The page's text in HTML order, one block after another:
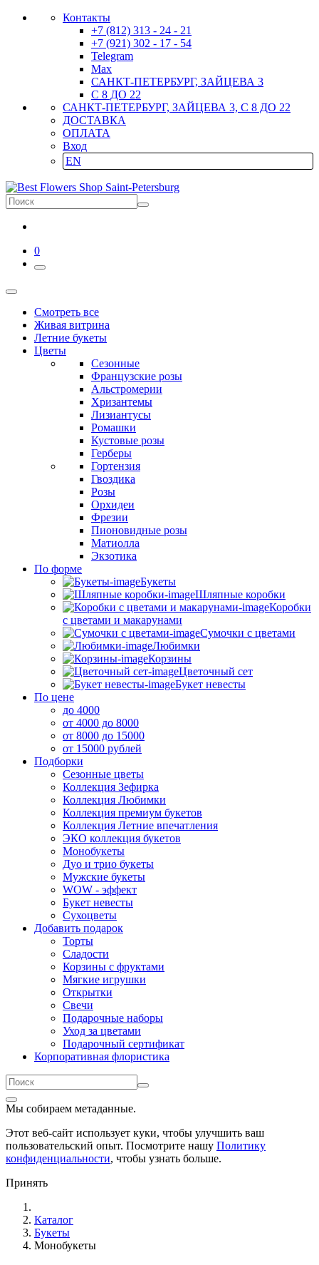
Контакты
+7 (812) 313 - 24 - 21
+7 (921) 302 - 17 - 54
Telegram
Max
САНКТ-ПЕТЕРБУРГ, ЗАЙЦЕВА 3
С 8 ДО 22
САНКТ-ПЕТЕРБУРГ, ЗАЙЦЕВА 3, С 8 ДО 22
ДОСТАВКА
ОПЛАТА
Вход
EN
0
Смотреть все
Живая витрина
Летние букеты
Цветы
Сезонные
Французские розы
Альстромерии
Хризантемы
Лизиантусы
Ромашки
Кустовые розы
Герберы
Гортензия
Гвоздика
Розы
Орхидеи
Фрезии
Пионовидные розы
Матиолла
Экзотика
По форме
Букеты
Шляпные коробки
Коробки
с цветами и макарунами
Сумочки с цветами
Любимки
Корзины
Цветочный сет
Букет невесты
По цене
до 4000
от 4000 до 8000
от 8000 до 15000
от 15000 рублей
Подборки
Сезонные цветы
Коллекция Зефирка
Коллекция Любимки
Коллекция премиум букетов
Коллекция Летние впечатления
ЭКО коллекция букетов
Монобукеты
Дуо и трио букеты
Мужские букеты
WOW - эффект
Букет невесты
Сухоцветы
Добавить подарок
Торты
Сладости
Корзины с фруктами
Мягкие игрушки
Открытки
Свечи
Подарочные наборы
Уход за цветами
Подарочный сертификат
Корпоративная флористика
Мы собираем метаданные.
Этот веб-сайт использует куки, чтобы улучшить ваш
пользовательский опыт. Посмотрите нашу Политику
конфиденциальности, чтобы узнать больше.
Принять
Каталог
Букеты
Монобукеты